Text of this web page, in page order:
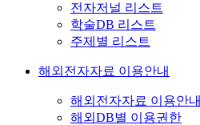
전자저널 리스트
학술DB 리스트
주제별 리스트
해외전자자료 이용안내
해외전자자료 이용안내
해외DB별 이용권한